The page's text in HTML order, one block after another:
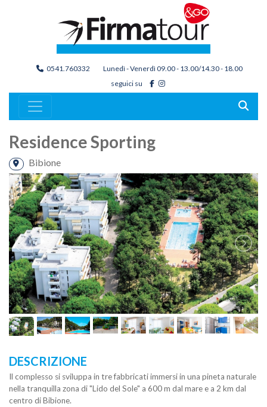
0541.760332
Lunedì - Venerdì 09.00 - 13.00/14.30 - 18.00
seguici su
Residence Sporting
Bibione
DESCRIZIONE
Il complesso si sviluppa in tre fabbricati immersi in una pineta naturale
nella tranquilla zona di "Lido del Sole" a 600 m dal mare e a 2 km dal
centro di Bibione.